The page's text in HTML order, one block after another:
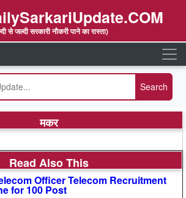
से जल्दी सरकारी नौकरी पाने का रास्ता)
मकर
Read Also This
Officer Telecom Recruitment
for 100 Post